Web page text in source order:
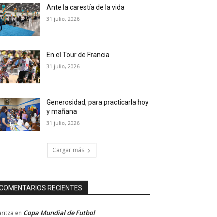
Ante la carestía de la vida
31 julio, 2026
En el Tour de Francia
31 julio, 2026
Generosidad, para practicarla hoy
y mañana
31 julio, 2026
Cargar más
RECIENTES
en Copa Mundial de Futbol